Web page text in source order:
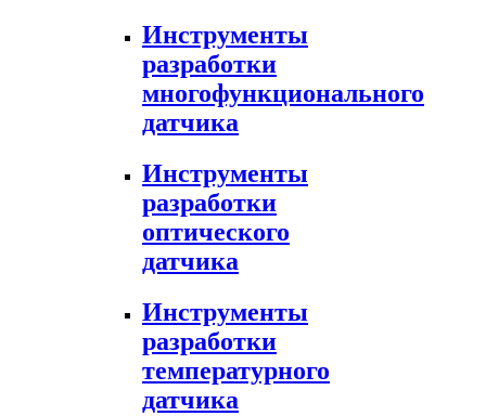
Инструменты
разработки
многофункционального
датчика
Инструменты
разработки
оптического
датчика
Инструменты
разработки
температурного
датчика